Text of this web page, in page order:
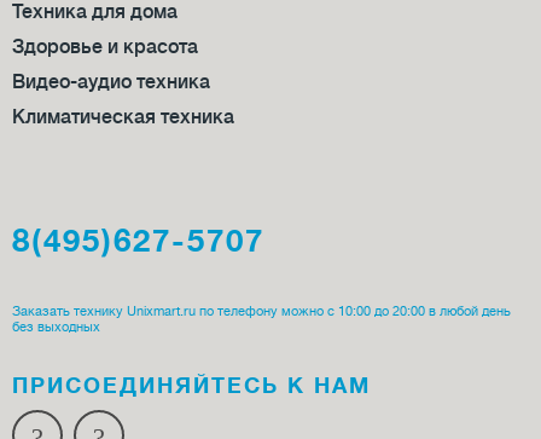
Техника для дома
Здоровье и красота
Видео-аудио техника
Климатическая техника
8(495)627-5707
Заказать технику Unixmart.ru по телефону можно с 10:00 до 20:00 в любой день
без выходных
ПРИСОЕДИ­НЯЙТЕСЬ К НАМ